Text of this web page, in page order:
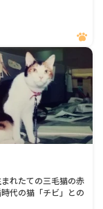
れたての三毛猫の赤
代の猫「チビ」との